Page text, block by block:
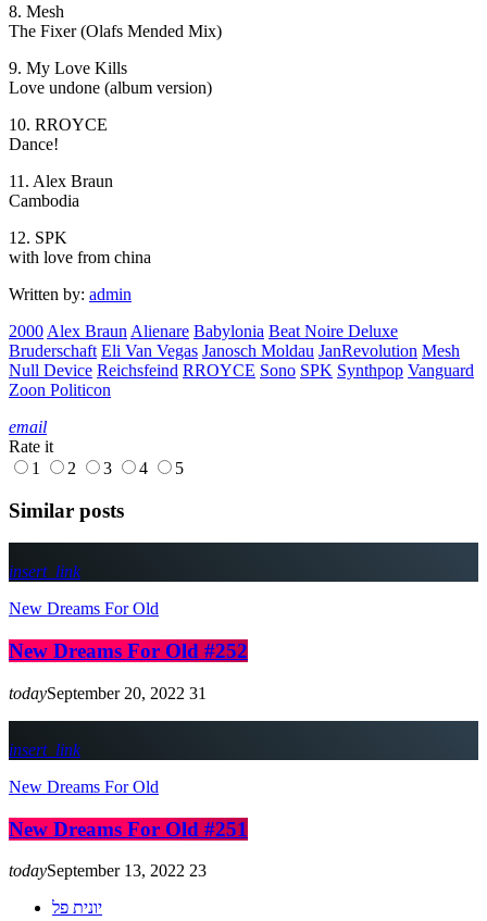
8. Mesh
The Fixer (Olafs Mended Mix)
9. My Love Kills
Love undone (album version)
10. RROYCE
Dance!
11. Alex Braun
Cambodia
12. SPK
with love from china
Written by: admin
2000 Alex Braun Alienare Babylonia Beat Noire Deluxe
Bruderschaft Eli Van Vegas Janosch Moldau JanRevolution Mesh
Null Device Reichsfeind RROYCE Sono SPK Synthpop Vanguard
Zoon Politicon
email
Rate it
1
2 3 4 5
Similar posts
insert_link
New Dreams For Old
New Dreams For Old #252
todaySeptember 20, 2022 31
insert_link
New Dreams For Old
New Dreams For Old #251
todaySeptember 13, 2022 23
יונית פל